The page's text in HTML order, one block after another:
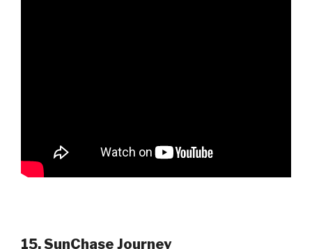
15. SunChase Journey